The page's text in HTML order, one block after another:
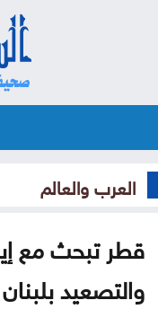
العرب والعالم
قطر تبحث مع
والتصعيد